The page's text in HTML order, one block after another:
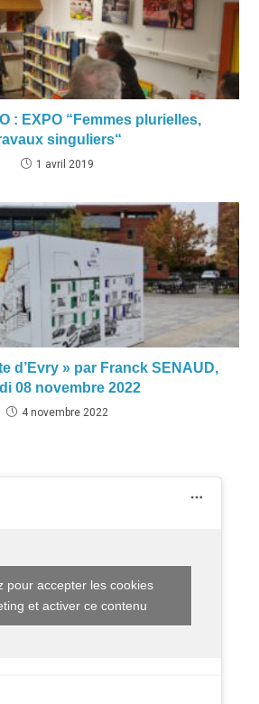
: EXPO “Femmes plurielles,
singuliers“
1 avril 2019
d’Evry » par Franck SENAUD,
08 novembre 2022
4 novembre 2022
pour accepter les cookies
et activer ce contenu